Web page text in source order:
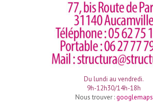
Du lundi au vendredi.
9h-12h30/14h-18h
Nous trouver :googlemaps